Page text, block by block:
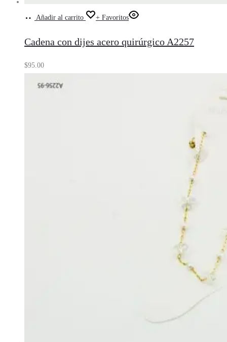
Añadir al carrito + Favoritos
Cadena con dijes acero quirúrgico A2257
$95.00